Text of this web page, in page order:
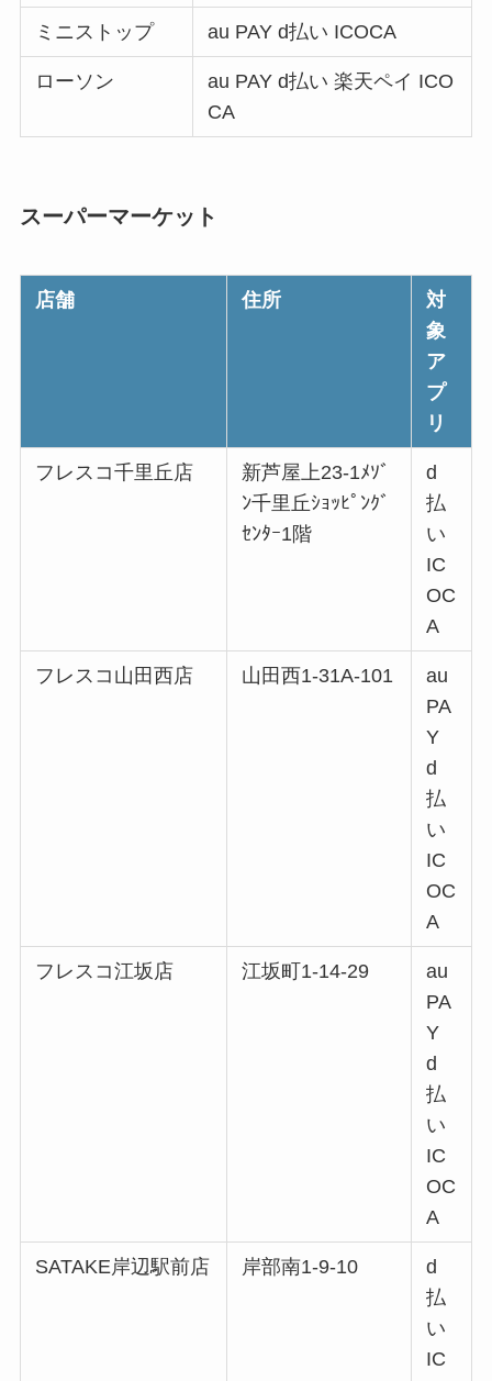
ミニストップ au PAY d払い ICOCA
ローソン
au PAY d払い 楽天ペイ ICO
CA
スーパーマーケット
店舗 住所
対
象
ア
プ
リ
フレスコ千里丘店
新芦屋上23-1ﾒｿﾞ
ﾝ千里丘ｼｮｯﾋﾟﾝｸﾞ
ｾﾝﾀｰ1階
d
払
い
IC
OC
A
フレスコ山田西店 山田西1-31A-101
au
PA
Y
d
払
い
IC
OC
A
フレスコ江坂店 江坂町1-14-29
au
PA
Y
d
払
い
IC
OC
A
SATAKE岸辺駅前店 岸部南1-9-10
d
払
い
IC